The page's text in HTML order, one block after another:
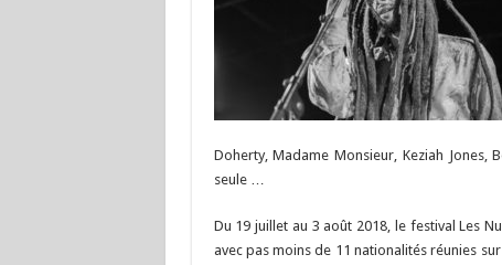
Doherty, Madame Monsieur, Keziah
seule …
Du 19 juillet au 3 août 2018, le festival Les
avec pas moins de 11 nationalités réunies